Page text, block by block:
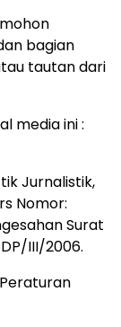
bagian
tautan dari
media ini :
Jurnalistik,
Nomor:
Surat
III/2006.